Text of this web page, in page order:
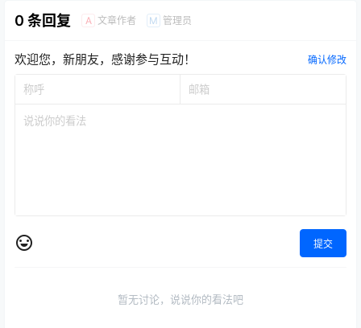
0 条回复 A 文章作者 M 管理员
欢迎您，新朋友，感谢参与互动！ 确认修改
提交
暂无讨论，说说你的看法吧